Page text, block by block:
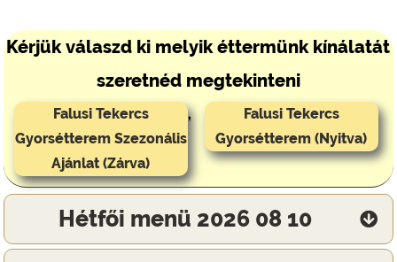
Kérjük válaszd ki melyik éttermünk kínálatát
szeretnéd megtekinteni
Falusi Tekercs
Gyorsétterem Szezonális
Ajánlat (Zárva)
,
Falusi Tekercs
Gyorsétterem (Nyitva)
Hétfői menü 2026 08 10